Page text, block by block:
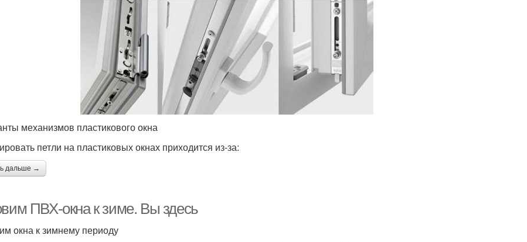
механизмов пластикового окна
петли на пластиковых окнах приходится из-за:
дальше →
ПВХ-окна к зиме. Вы здесь
окна к зимнему периоду